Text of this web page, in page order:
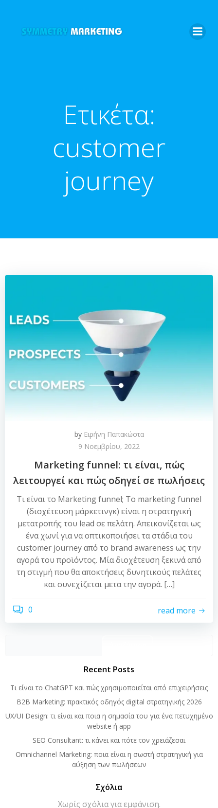
content
Ετικέτα:
customer
journey
by Ειρήνη Παπακώστα
9 Νοεμβρίου, 2022
Marketing funnel: τι είναι, πώς
λειτουργεί και πώς οδηγεί σε πωλήσεις
Τι είναι το Marketing funnel; To marketing funnel
(διοχέτευση μάρκετινγκ) είναι η στρατηγική
μετατροπής του lead σε πελάτη. Απεικονίζεται ως
ένα χωνί για να οπτικοποιήσει τα στάδια του
customer journey από το brand awareness ως την
αγορά του προϊόντος. Μία διοχέτευση ξεκινά από
τη στιγμή που θα αποκτήσεις δυνητικούς πελάτες
και συνεχίζεται μετα την αγορά. […]
0 read more
Recent Posts
Τι είναι το ChatGPT και πώς χρησιμοποιείται από επιχειρήσεις
B2B Marketing: πρακτικός οδηγός digital στρατηγικής 2026
UX/UI Design: τι είναι και ποια η σημασία του για ένα πετυχημένο
website ή app
SEO Consultant: τι κάνει και πότε τον χρειάζεσαι
Omnichannel Marketing: ποια είναι η σωστή στρατηγική για
αύξηση των πωλήσεων
Σχόλια
Χωρίς σχόλια για εμφάνιση.